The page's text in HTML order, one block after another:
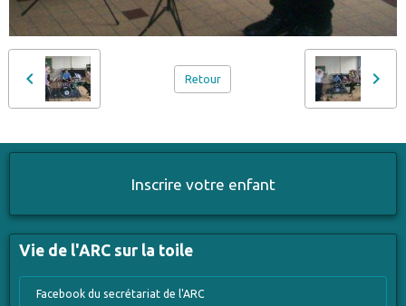
Retour
Inscrire votre enfant
Vie de l'ARC sur la toile
Facebook du secrétariat de l'ARC